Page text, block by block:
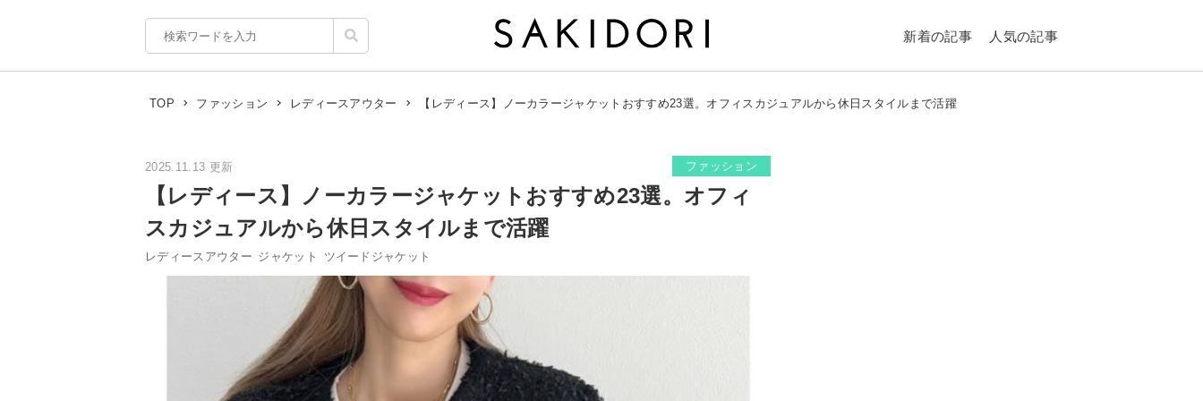
新着の記事 人気の記事
TOP ファッション レディースアウター 【レディース】ノーカラージャケットおすすめ23選。オフィスカジュアルから休日スタイルまで活躍
2025.11.13 更新 ファッション
【レディース】ノーカラージャケットおすすめ23選。オフィ
スカジュアルから休日スタイルまで活躍
レディースアウター ジャケット ツイードジャケット